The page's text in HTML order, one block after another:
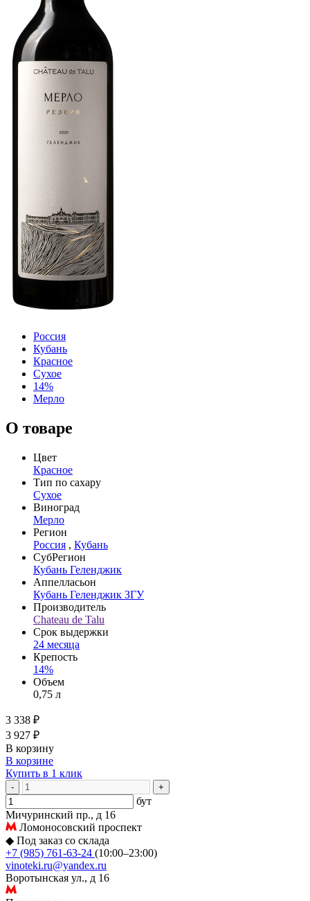
Россия
Кубань
Красное
Сухое
14%
Мерло
О товаре
Цвет
Красное
Тип по сахару
Сухое
Виноград
Мерло
Регион
Россия , Кубань
СубРегион
Кубань Геленджик
Аппелласьон
Кубань Геленджик ЗГУ
Производитель
Chateau de Talu
Срок выдержки
24 месяца
Крепость
14%
Объем
0,75 л
3 338 ₽
3 927 ₽
В корзину
В корзине
Купить в 1 клик
- +
бут
Мичуринский пр., д 16
Ломоносовский проспект
◆ Под заказ со склада
+7 (985) 761-63-24 (10:00–23:00)
vinoteki.ru@yandex.ru
Воротынская ул., д 16